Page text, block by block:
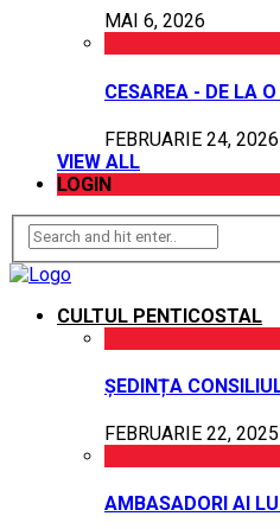
MAI 6, 2026
CESAREA - DE LA
FEBRUARIE 24, 2026
VIEW ALL
LOGIN
CULTUL PENTICOSTAL
ȘEDINȚA
FEBRUARIE 22, 2025
AMBASADORI AI